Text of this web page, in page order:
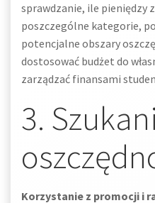
sprawdzanie, ile pieniędzy
poszczególne kategorie,
potencjalne obszary
dostosować budżet do
zarządzać finansami
3.
Korzystanie z promocji i